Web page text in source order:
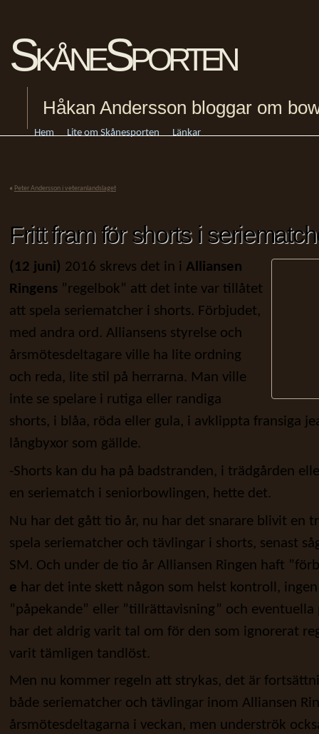
SkåneSporten
Håkan Andersson bloggar om
Hem Lite om Skånesporten Länkar
« Peter Andersson i veteranlandslaget
Fritt fram för shorts i
(12 juni) 2016 skrevs det in i Alliansen
Ringens”regelbok” att det inte var tillåtet
att spela seriematcher i shorts. Förbjudet,
med andra ord. Alliansens styrelse och
årsmötesdeltagare ville ha lite ordning
och reda, lite stil på herrarna. Man ville
inte se spelare i rutiga eller randiga
shorts, i blåa, röda eller gula, i avklippta fransiga
långbyxor som gällde.
-Shorts kan du ha på badstranden, i trädgården
en seriematch i seniorbowlingen, hette det.
Nu har det gått tio år, nu har det snarare blivit en
spela seriematcher och tävlingar i shorts, senast
SM. Och under de tio år Alliansen Ringen haft
e har det inte skett någon som helst kontroll,
”påpekande” eller ”tillrättavisning” och
har det aldrig varit tal om för den som ignorerat
varit tämligen tandlöst.
Men nu kommer regeln att strykas, det är
både seriematcher och tävlingar inom Alliansen
årsmötesdeltagarna i veckan, men underströk